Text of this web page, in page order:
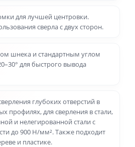
для лучшей центровки.
сверла с двух сторон.
шнека и стандартным углом
для быстрого вывода
глубоких отверстий в
профилях, для сверления в стали,
и нелегированной стали с
до 900 Н/мм². Также подходит
и пластике.